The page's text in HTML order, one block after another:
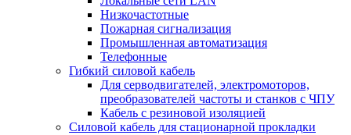
Низкочастотные
Пожарная сигнализация
Промышленная автоматизация
Телефонные
Гибкий силовой кабель
Для серводвигателей, электромоторов,
преобразователей частоты и станков с ЧПУ
Кабель с резиновой изоляцией
Силовой кабель для стационарной прокладки